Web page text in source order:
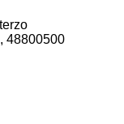
48800500